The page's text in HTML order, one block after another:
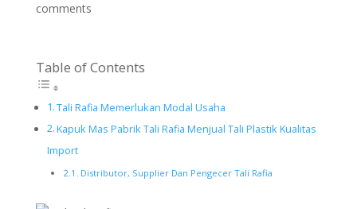
comments
Table of Contents
Tali Rafia Memerlukan Modal Usaha
Kapuk Mas Pabrik Tali Rafia Menjual Tali Plastik Kualitas
Import
Distributor, Supplier Dan Pengecer Tali Rafia